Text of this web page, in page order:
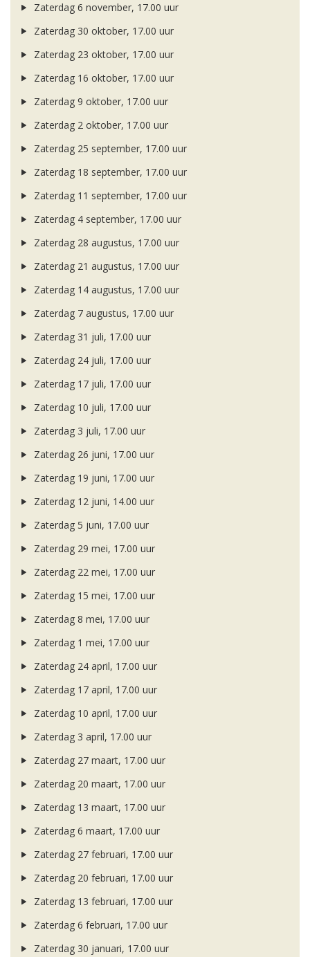
Zaterdag 6 november, 17.00 uur
Zaterdag 30 oktober, 17.00 uur
Zaterdag 23 oktober, 17.00 uur
Zaterdag 16 oktober, 17.00 uur
Zaterdag 9 oktober, 17.00 uur
Zaterdag 2 oktober, 17.00 uur
Zaterdag 25 september, 17.00 uur
Zaterdag 18 september, 17.00 uur
Zaterdag 11 september, 17.00 uur
Zaterdag 4 september, 17.00 uur
Zaterdag 28 augustus, 17.00 uur
Zaterdag 21 augustus, 17.00 uur
Zaterdag 14 augustus, 17.00 uur
Zaterdag 7 augustus, 17.00 uur
Zaterdag 31 juli, 17.00 uur
Zaterdag 24 juli, 17.00 uur
Zaterdag 17 juli, 17.00 uur
Zaterdag 10 juli, 17.00 uur
Zaterdag 3 juli, 17.00 uur
Zaterdag 26 juni, 17.00 uur
Zaterdag 19 juni, 17.00 uur
Zaterdag 12 juni, 14.00 uur
Zaterdag 5 juni, 17.00 uur
Zaterdag 29 mei, 17.00 uur
Zaterdag 22 mei, 17.00 uur
Zaterdag 15 mei, 17.00 uur
Zaterdag 8 mei, 17.00 uur
Zaterdag 1 mei, 17.00 uur
Zaterdag 24 april, 17.00 uur
Zaterdag 17 april, 17.00 uur
Zaterdag 10 april, 17.00 uur
Zaterdag 3 april, 17.00 uur
Zaterdag 27 maart, 17.00 uur
Zaterdag 20 maart, 17.00 uur
Zaterdag 13 maart, 17.00 uur
Zaterdag 6 maart, 17.00 uur
Zaterdag 27 februari, 17.00 uur
Zaterdag 20 februari, 17.00 uur
Zaterdag 13 februari, 17.00 uur
Zaterdag 6 februari, 17.00 uur
Zaterdag 30 januari, 17.00 uur